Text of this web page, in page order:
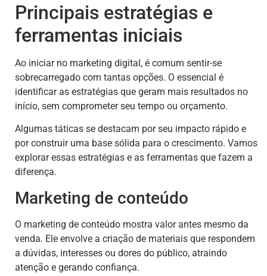
Principais estratégias e
ferramentas iniciais
Ao iniciar no marketing digital, é comum sentir-se
sobrecarregado com tantas opções. O essencial é
identificar as estratégias que geram mais resultados no
início, sem comprometer seu tempo ou orçamento.
Algumas táticas se destacam por seu impacto rápido e
por construir uma base sólida para o crescimento. Vamos
explorar essas estratégias e as ferramentas que fazem a
diferença.
Marketing de conteúdo
O marketing de conteúdo mostra valor antes mesmo da
venda. Ele envolve a criação de materiais que respondem
a dúvidas, interesses ou dores do público, atraindo
atenção e gerando confiança.